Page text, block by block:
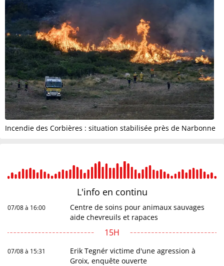
Incendie des Corbières : situation stabilisée près de Narbonne
L'info en continu
07/08 à 16:00
Centre de soins pour animaux sauvages
aide chevreuils et rapaces
15H
07/08 à 15:31
Erik Tegnér victime d'une agression à
Groix, enquête ouverte